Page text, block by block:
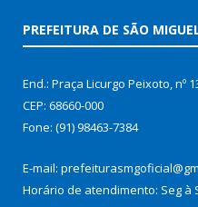
PREFEITURA DE SÃO
End.: Praça Licurgo Peixoto, nº
CEP: 68660-000
Fone: (91) 98463-7384
E-mail:
Horário de atendimento: Seg à